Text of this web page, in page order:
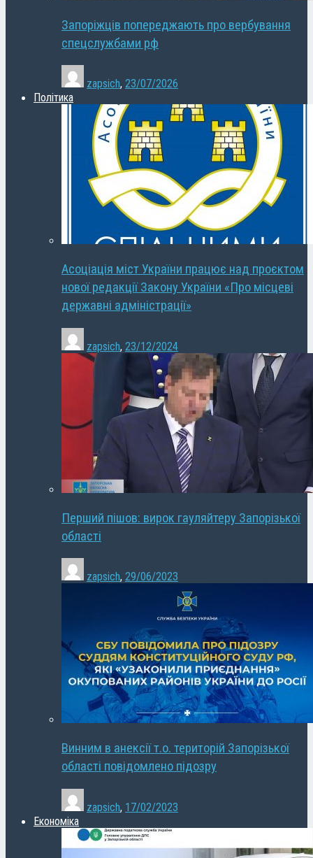
Запоріжців попереджають про вербування
спецслужбами рф
zapsich, 23/07/2026
Політика
Асоціація міст України працює над проєктом
нової редакції Закону України «Про місцеві
державні адміністрації»
zapsich, 23/12/2024
Перший пішов: вирок гауляйтеру Запорізької
області
zapsich, 29/06/2023
Винним в анексії т.о. територій Запорізької
області повідомлено підозру
zapsich, 17/02/2023
Економіка